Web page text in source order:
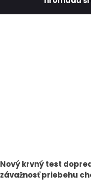
Nový krvný test
závažnosť priebehu